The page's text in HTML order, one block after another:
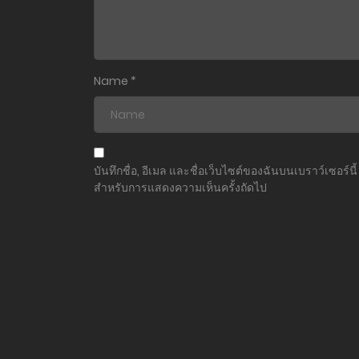
ตอนที่ 149
ตอนที่ 148
ตอนที่ 147
Name *
บันทึกชื่อ, อีเมล และชื่อเว็บไซต์ของฉันบนเบราว์เซอร์นี้
สำหรับการแสดงความเห็นครั้งถัดไป